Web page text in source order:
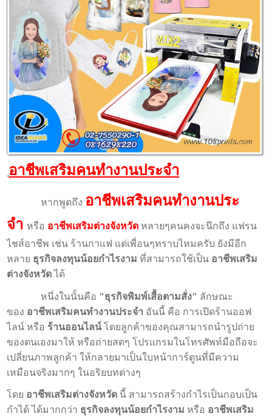
อาชีพเสริมคนทํางานประจํา
หากพูดถึง อาชีพเสริมคนทํางานประ
จํา หรือ อาชีพเสริมต่างจังหวัด หลายๆคนคงจะนึกถึง แฟรน
ไชส์อาชีพ เช่น ร้านกาแฟ แต่เพื่อนๆทราบไหมครับ ยังมีอีก
หลาย ธุรกิจลงทุนน้อยกําไรงาม ที่สามารถใช้เป็น อาชีพเสริม
ต่างจังหวัดได้
หนึ่งในนั้นคือ "ธุรกิจพิมพ์เสื้อตามสั่ง" ลักษณะ
ของ อาชีพเสริมคนทํางานประจํา อันนี้ คือ การเปิดร้านออฟ
ไลน์ หรือ ร้านออนไลน์ โดยลูกค้าของคุณสามารถนำรูปถ่าย
ของตนเองมาให้ หรือถ่ายสดๆ โปรแกรมในโทรศัพท์มือถือจะ
เปลี่ยนภาพลูกค้า ให้กลายมาเป็นใบหน้าการ์ตูนที่มีความ
เหมือนจริงมากๆ ในอริยบทต่างๆ
โดย อาชีพเสริมต่างจังหวัด นี้ สามารถสร้างกำไรเป็นกอบเป็น
กำได้ ได้มากกว่า ธุรกิจลงทุนน้อยกําไรงาม หรือ อาชีพเสริม